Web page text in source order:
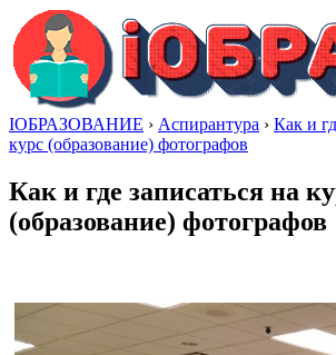
IОБРАЗОВАНИЕ › Аспирантура › Как и
курс (образование) фотографов
Как и где записаться на
(образование) фотографов